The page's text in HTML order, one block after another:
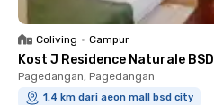
Coliving • Campur
Kost J Residence Naturale BSD
Pagedangan, Pagedangan
1.4 km dari aeon mall bsd city